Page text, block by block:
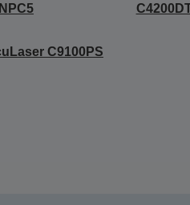
C9100PS